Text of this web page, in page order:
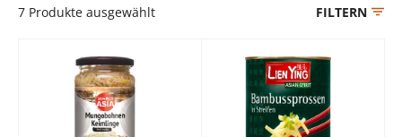
7 Produkte ausgewählt FILTERN